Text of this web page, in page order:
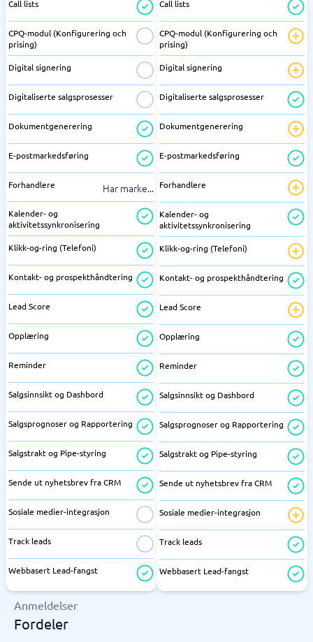
Call lists
CPQ-modul (Konfigurering och
prising)
Digital signering
Digitaliserte salgsprosesser
Dokumentgenerering
E-postmarkedsføring
Forhandlere Har marke...
Kalender- og
aktivitetssynkronisering
Klikk-og-ring (Telefoni)
Kontakt- og prospekthåndtering
Lead Score
Opplæring
Reminder
Salgsinnsikt og Dashbord
Salgsprognoser og Rapportering
Salgstrakt og Pipe-styring
Sende ut nyhetsbrev fra CRM
Sosiale medier-integrasjon
Track leads
Webbasert Lead-fangst
Call lists
CPQ-modul (Konfigurering och
prising)
Digital signering
Digitaliserte salgsprosesser
Dokumentgenerering
E-postmarkedsføring
Forhandlere
Kalender- og
aktivitetssynkronisering
Klikk-og-ring (Telefoni)
Kontakt- og prospekthåndtering
Lead Score
Opplæring
Reminder
Salgsinnsikt og Dashbord
Salgsprognoser og Rapportering
Salgstrakt og Pipe-styring
Sende ut nyhetsbrev fra CRM
Sosiale medier-integrasjon
Track leads
Webbasert Lead-fangst
Anmeldelser
Fordeler